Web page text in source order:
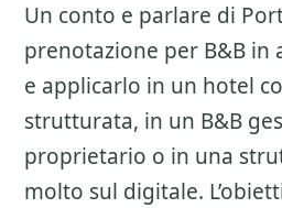
Un conto e parlare di
prenotazione per B&B in
e applicarlo in un hotel
strutturata, in un B&B
proprietario o in una
molto sul digitale.